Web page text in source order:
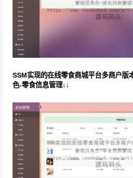
SSM实现的在线零食商城平台多商户版
色-零食信息管理↓↓